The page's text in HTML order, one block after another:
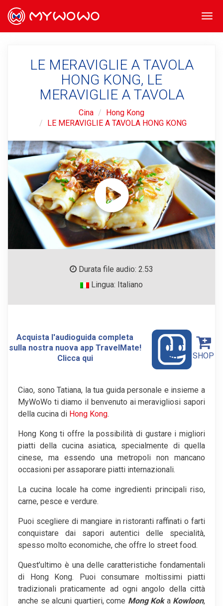
LE MERAVIGLIE A TAVOLA
HONG KONG, LE
MERAVIGLIE A TAVOLA
Cina
Hong Kong
LE MERAVIGLIE A TAVOLA HONG KONG
Durata file audio: 2.53
Lingua: Italiano
Acquista l'audioguida completa
sulla nostra nuova app TravelMate!
Clicca qui
SHOP
Ciao, sono Tatiana, la tua guida personale e insieme a
MyWoWo ti diamo il benvenuto ai meravigliosi sapori
della cucina di Hong Kong.
Hong Kong ti offre la possibilità di gustare i migliori
piatti della cucina asiatica, specialmente di quella
cinese, ma essendo una metropoli non mancano
occasioni per assaporare piatti internazionali.
La cucina locale ha come ingredienti principali riso,
carne, pesce e verdure.
Puoi scegliere di mangiare in ristoranti raffinati o farti
conquistare dai sapori autentici delle specialità,
spesso molto economiche, che offre lo street food.
Quest’ultimo è una delle caratteristiche fondamentali
di Hong Kong. Puoi consumare moltissimi piatti
tradizionali praticamente ad ogni angolo della città
anche se alcuni quartieri, come Mong KokaKowloon,